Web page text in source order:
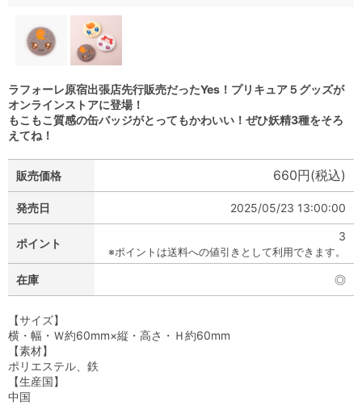
ラフォーレ原宿出張店先行販売だったYes！プリキュア５グッズが
オンラインストアに登場！
もこもこ質感の缶バッジがとってもかわいい！ぜひ妖精3種をそろ
えてね！
販売価格 660円(税込)
発売日 2025/05/23 13:00:00
ポイント
3
※ポイントは送料への値引きとして利用できます。
在庫 ◎
【サイズ】
横・幅・Ｗ約60mm×縦・高さ・Ｈ約60mm
【素材】
ポリエステル、鉄
【生産国】
中国